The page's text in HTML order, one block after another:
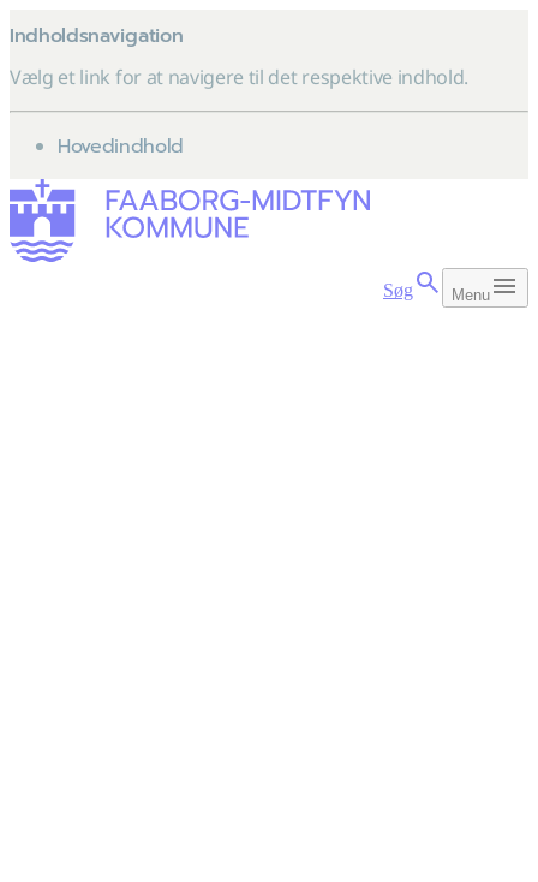
Indholdsnavigation
Vælg et link for at navigere til det respektive indhold.
gå til
Hovedindhold
Søg Menu